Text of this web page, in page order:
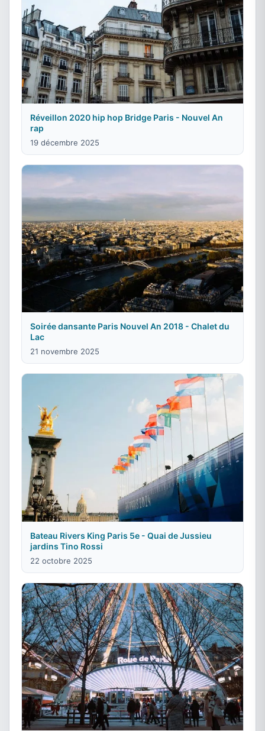
Réveillon 2020 hip hop Bridge Paris - Nouvel An
rap
19 décembre 2025
Soirée dansante Paris Nouvel An 2018 - Chalet du
Lac
21 novembre 2025
Bateau Rivers King Paris 5e - Quai de Jussieu
jardins Tino Rossi
22 octobre 2025